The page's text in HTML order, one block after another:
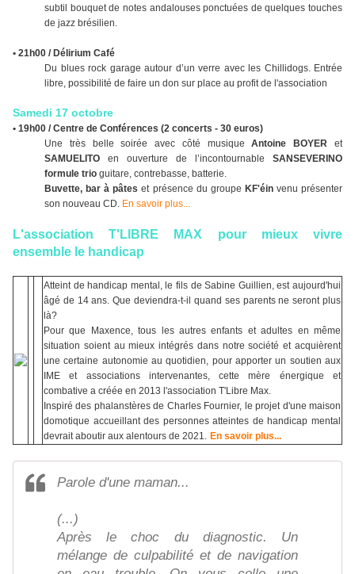
subtil bouquet de notes andalouses ponctuées de quelques touches
de jazz brésilien.
• 21h00 / Délirium Café
Du blues rock garage autour d’un verre avec les Chillidogs. Entrée
libre, possibilité de faire un don sur place au profit de l'association
Samedi 17 octobre
• 19h00 / Centre de Conférences (2 concerts - 30 euros)
Une très belle soirée avec côté musiqueAntoine BOYER et
SAMUELITO en ouverture de l’incontournable SANSEVERINO
formule trio guitare, contrebasse, batterie.
Buvette, bar à pâtes et présence du groupe KF'éinvenu présenter
son nouveau CD. En savoir plus...
L'association T'LIBRE MAX pour mieux vivre
ensemble le handicap
Atteint de handicap mental, le fils de Sabine Guillien, est aujourd'hui
âgé de 14 ans. Que deviendra-t-il quand ses parents ne seront plus
là?
Pour que Maxence, tous les autres enfants et adultes en même
situation soient au mieux intégrés dans notre société et acquièrent
une certaine autonomie au quotidien, pour apporter un soutien aux
IME et associations intervenantes, cette mère énergique et
combative a créée en 2013 l'association T'Libre Max.
Inspiré des phalanstères de Charles Fournier, le projet d'une maison
domotique accueillant des personnes atteintes de handicap mental
devrait aboutir aux alentours de 2021. En savoir plus...
Parole d'une maman...
(...)
Après le choc du diagnostic. Un
mélange de culpabilité et de navigation